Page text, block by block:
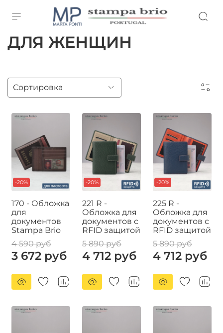
ДЛЯ ЖЕНЩИН
-20%
170 - Обложка
для
документов
Stampa Brio
4 590 руб
3 672 руб
-20%
221 R -
Обложка для
документов c
RFID защитой
5 890 руб
4 712 руб
-20%
225 R -
Обложка для
документов c
RFID защитой
5 890 руб
4 712 руб